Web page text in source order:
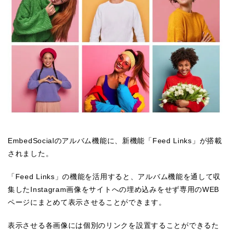
EmbedSocialのアルバム機能に、新機能「Feed Links」が搭載
されました。
「Feed Links」の機能を活用すると、アルバム機能を通して収
集したInstagram画像をサイトへの埋め込みをせず専用のWEB
ページにまとめて表示させることができます。
表示させる各画像には個別のリンクを設置することができるた